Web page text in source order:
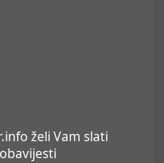
želi Vam slati
obavijesti